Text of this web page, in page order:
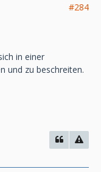
#284
in einer
und zu beschreiten.